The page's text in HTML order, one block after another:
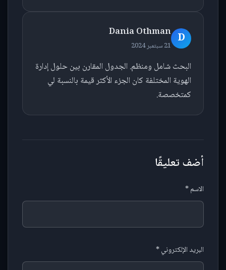
D
Dania Othman
21 سبتمبر 2024
البحث شامل ومنظم. الجدول المقارن بين حلول إدارة
الهوية المختلفة كان الجزء الأكثر قيمة بالنسبة لي
كمتخصصة.
أضف تعليقًا
الاسم *
البريد الإلكتروني *